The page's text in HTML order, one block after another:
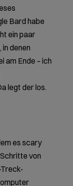
Bard habe
ein paar
denen
am Ende – ich
legt der los.
es scary
von